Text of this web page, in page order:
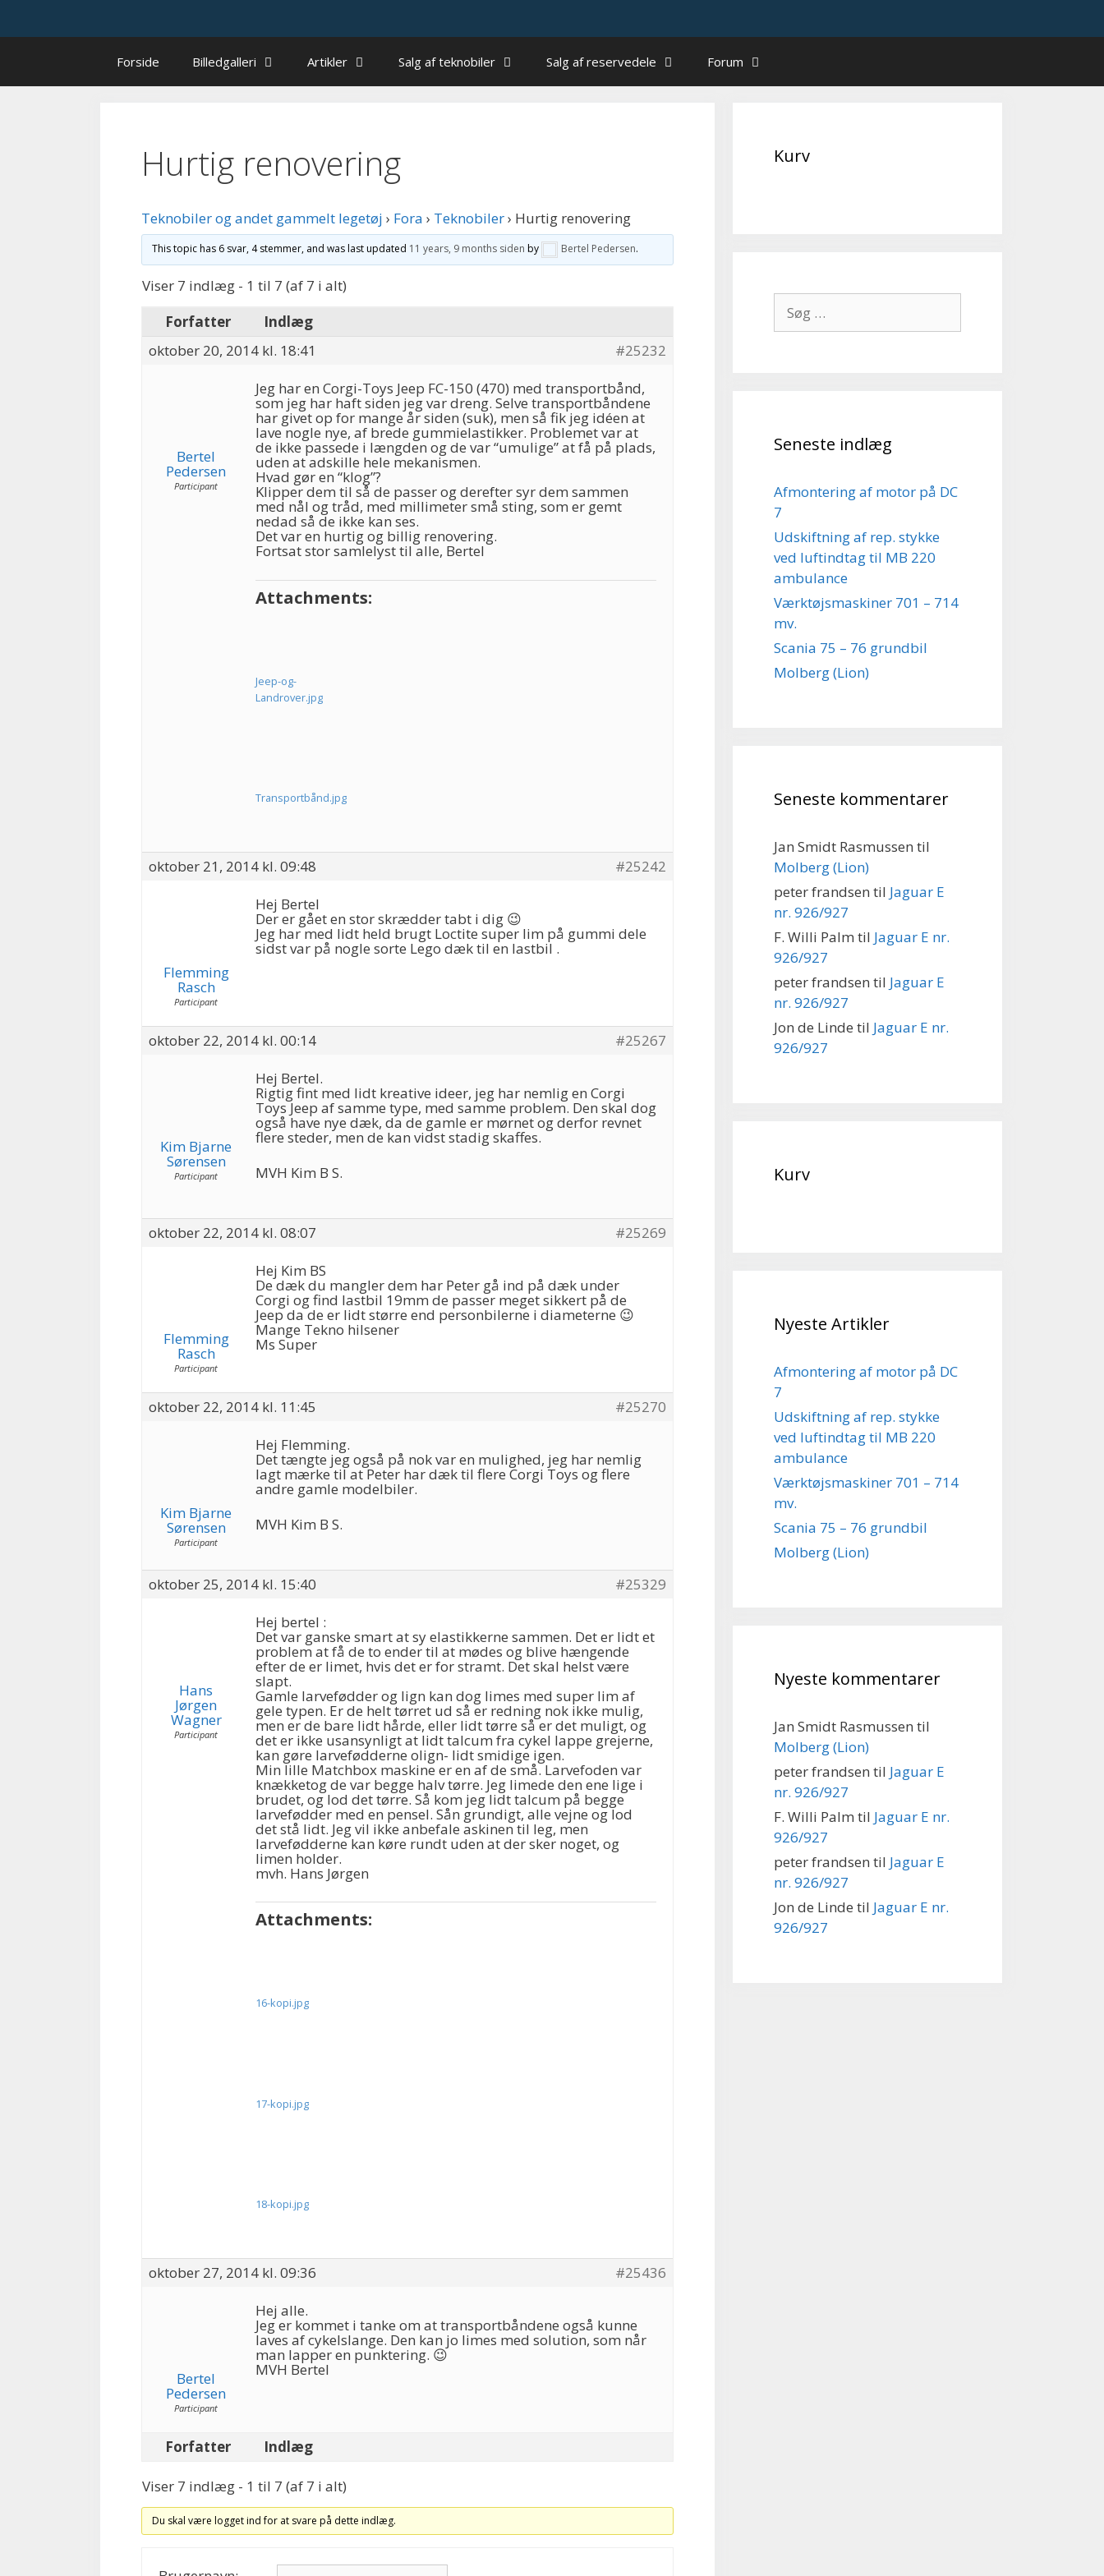
Forside Billedgalleri Artikler Salg af teknobiler Salg af reservedele Forum
Hurtig renovering
Teknobiler og andet gammelt legetøj › Fora › Teknobiler› Hurtig renovering
This topic has 6 svar, 4 stemmer, and was last updated 11 years, 9 months siden by Bertel Pedersen.
Viser 7 indlæg - 1 til 7 (af 7 i alt)
Forfatter
Indlæg
oktober 20, 2014 kl. 18:41
#25232
Bertel
Pedersen
Participant
Jeg har en Corgi-Toys Jeep FC-150 (470) med transportbånd,
som jeg har haft siden jeg var dreng. Selve transportbåndene
har givet op for mange år siden (suk), men så fik jeg idéen at
lave nogle nye, af brede gummielastikker. Problemet var at
de ikke passede i længden og de var “umulige” at få på plads,
uden at adskille hele mekanismen.
Hvad gør en “klog”?
Klipper dem til så de passer og derefter syr dem sammen
med nål og tråd, med millimeter små sting, som er gemt
nedad så de ikke kan ses.
Det var en hurtig og billig renovering.
Fortsat stor samlelyst til alle, Bertel
Attachments:
Jeep-og-
Landrover.jpg
Transportbånd.jpg
oktober 21, 2014 kl. 09:48 #25242
Flemming
Rasch
Participant
Hej Bertel
Der er gået en stor skrædder tabt i dig 😉
Jeg har med lidt held brugt Loctite super lim på gummi dele
sidst var på nogle sorte Lego dæk til en lastbil .
oktober 22, 2014 kl. 00:14 #25267
Kim Bjarne
Sørensen
Participant
Hej Bertel.
Rigtig fint med lidt kreative ideer, jeg har nemlig en Corgi
Toys Jeep af samme type, med samme problem. Den skal dog
også have nye dæk, da de gamle er mørnet og derfor revnet
flere steder, men de kan vidst stadig skaffes.
MVH Kim B S.
oktober 22, 2014 kl. 08:07 #25269
Flemming
Rasch
Participant
Hej Kim BS
De dæk du mangler dem har Peter gå ind på dæk under
Corgi og find lastbil 19mm de passer meget sikkert på de
Jeep da de er lidt større end personbilerne i diameterne 😉
Mange Tekno hilsener
Ms Super
oktober 22, 2014 kl. 11:45 #25270
Kim Bjarne
Sørensen
Participant
Hej Flemming.
Det tængte jeg også på nok var en mulighed, jeg har nemlig
lagt mærke til at Peter har dæk til flere Corgi Toys og flere
andre gamle modelbiler.
MVH Kim B S.
oktober 25, 2014 kl. 15:40 #25329
Hans
Jørgen
Wagner
Participant
Hej bertel :
Det var ganske smart at sy elastikkerne sammen. Det er lidt et
problem at få de to ender til at mødes og blive hængende
efter de er limet, hvis det er for stramt. Det skal helst være
slapt.
Gamle larvefødder og lign kan dog limes med super lim af
gele typen. Er de helt tørret ud så er redning nok ikke mulig,
men er de bare lidt hårde, eller lidt tørre så er det muligt, og
det er ikke usansynligt at lidt talcum fra cykel lappe grejerne,
kan gøre larvefødderne olign- lidt smidige igen.
Min lille Matchbox maskine er en af de små. Larvefoden var
knækketog de var begge halv tørre. Jeg limede den ene lige i
brudet, og lod det tørre. Så kom jeg lidt talcum på begge
larvefødder med en pensel. Sån grundigt, alle vejne og lod
det stå lidt. Jeg vil ikke anbefale askinen til leg, men
larvefødderne kan køre rundt uden at der sker noget, og
limen holder.
mvh. Hans Jørgen
Attachments:
16-kopi.jpg
17-kopi.jpg
18-kopi.jpg
oktober 27, 2014 kl. 09:36 #25436
Bertel
Pedersen
Participant
Hej alle.
Jeg er kommet i tanke om at transportbåndene også kunne
laves af cykelslange. Den kan jo limes med solution, som når
man lapper en punktering. 😉
MVH Bertel
Forfatter Indlæg
Viser 7 indlæg - 1 til 7 (af 7 i alt)
Du skal være logget ind for at svare på dette indlæg.
Kurv
efter:
Seneste indlæg
Afmontering af motor på DC
7
Udskiftning af rep. stykke
ved luftindtag til MB 220
ambulance
Værktøjsmaskiner 701 – 714
mv.
Scania 75 – 76 grundbil
Molberg (Lion)
Seneste kommentarer
Jan Smidt Rasmussen til
Molberg (Lion)
peter frandsen til Jaguar E
nr. 926/927
F. Willi Palm til Jaguar E nr.
926/927
peter frandsen til Jaguar E
nr. 926/927
Jon de Linde til Jaguar E nr.
926/927
Kurv
Nyeste Artikler
Afmontering af motor på DC
7
Udskiftning af rep. stykke
ved luftindtag til MB 220
ambulance
Værktøjsmaskiner 701 – 714
mv.
Scania 75 – 76 grundbil
Molberg (Lion)
Nyeste kommentarer
Jan Smidt Rasmussen til
Molberg (Lion)
peter frandsen til Jaguar E
nr. 926/927
F. Willi Palm til Jaguar E nr.
926/927
peter frandsen til Jaguar E
nr. 926/927
Jon de Linde til Jaguar E nr.
926/927